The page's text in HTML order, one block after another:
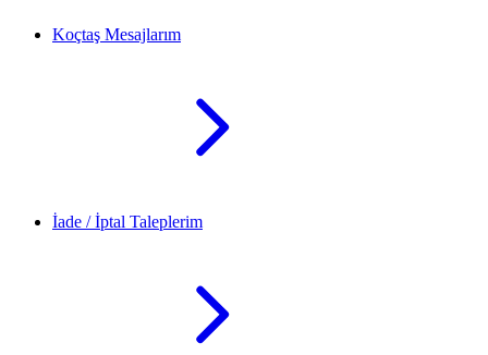
Koçtaş Mesajlarım
İade / İptal Taleplerim